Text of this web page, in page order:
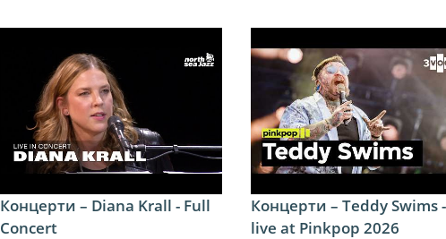
Концерти – Diana Krall - Full
Concert
Концерти – Teddy Swims -
live at Pinkpop 2026